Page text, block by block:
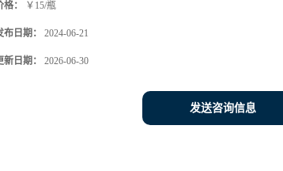
格： ￥15/瓶
布日期： 2024-06-21
新日期： 2026-06-30
发送咨询信息